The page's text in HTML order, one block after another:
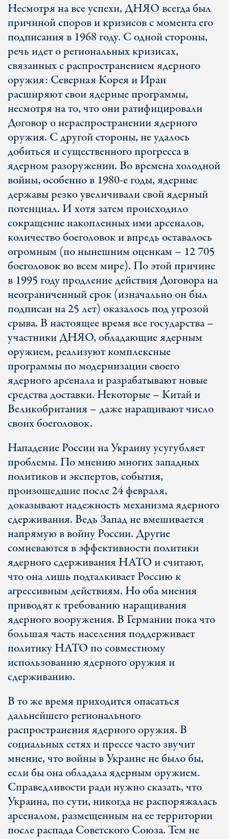
Несмотря на все успехи, ДНЯО всегда был
причиной споров и кризисов с момента его
подписания в 1968 году. С одной стороны,
речь идет о региональных кризисах,
связанных с распространением ядерного
оружия: Северная Корея и Иран
расширяют свои ядерные программы,
несмотря на то, что они ратифицировали
Договор о нераспространении ядерного
оружия. С другой стороны, не удалось
добиться и существенного прогресса в
ядерном разоружении. Во времена холодной
войны, особенно в 1980-е годы, ядерные
державы резко увеличивали свой ядерный
потенциал. И хотя затем происходило
сокращение накопленных ими арсеналов,
количество боеголовок и впредь оставалось
огромным (по нынешним оценкам – 12 705
боеголовок во всем мире). По этой причине
в 1995 году продление действия Договора на
неограниченный срок (изначально он был
подписан на 25 лет) оказалось под угрозой
срыва. В настоящее время все государства –
участники ДНЯО, обладающие ядерным
оружием, реализуют комплексные
программы по модернизации своего
ядерного арсенала и разрабатывают новые
средства доставки. Некоторые – Китай и
Великобритания – даже наращивают число
своих боеголовок.
Нападение России на Украину усугубляет
проблемы. По мнению многих западных
политиков и экспертов, события,
произошедшие после 24 февраля,
доказывают надежность механизма ядерного
сдерживания. Ведь Запад не вмешивается
напрямую в войну России. Другие
сомневаются в эффективности политики
ядерного сдерживания НАТО и считают,
что она лишь подталкивает Россию к
агрессивным действиям. Но оба мнения
приводят к требованию наращивания
ядерного вооружения. В Германии пока что
большая часть населения поддерживает
политику НАТО по совместному
использованию ядерного оружия и
сдерживанию.
В то же время приходится опасаться
дальнейшего регионального
распространения ядерного оружия. В
социальных сетях и прессе часто звучит
мнение, что войны в Украине не было бы,
если бы она обладала ядерным оружием.
Справедливости ради нужно сказать, что
Украина, по сути, никогда не распоряжалась
арсеналом, размещенным на ее территории
после распада Советского Союза. Тем не